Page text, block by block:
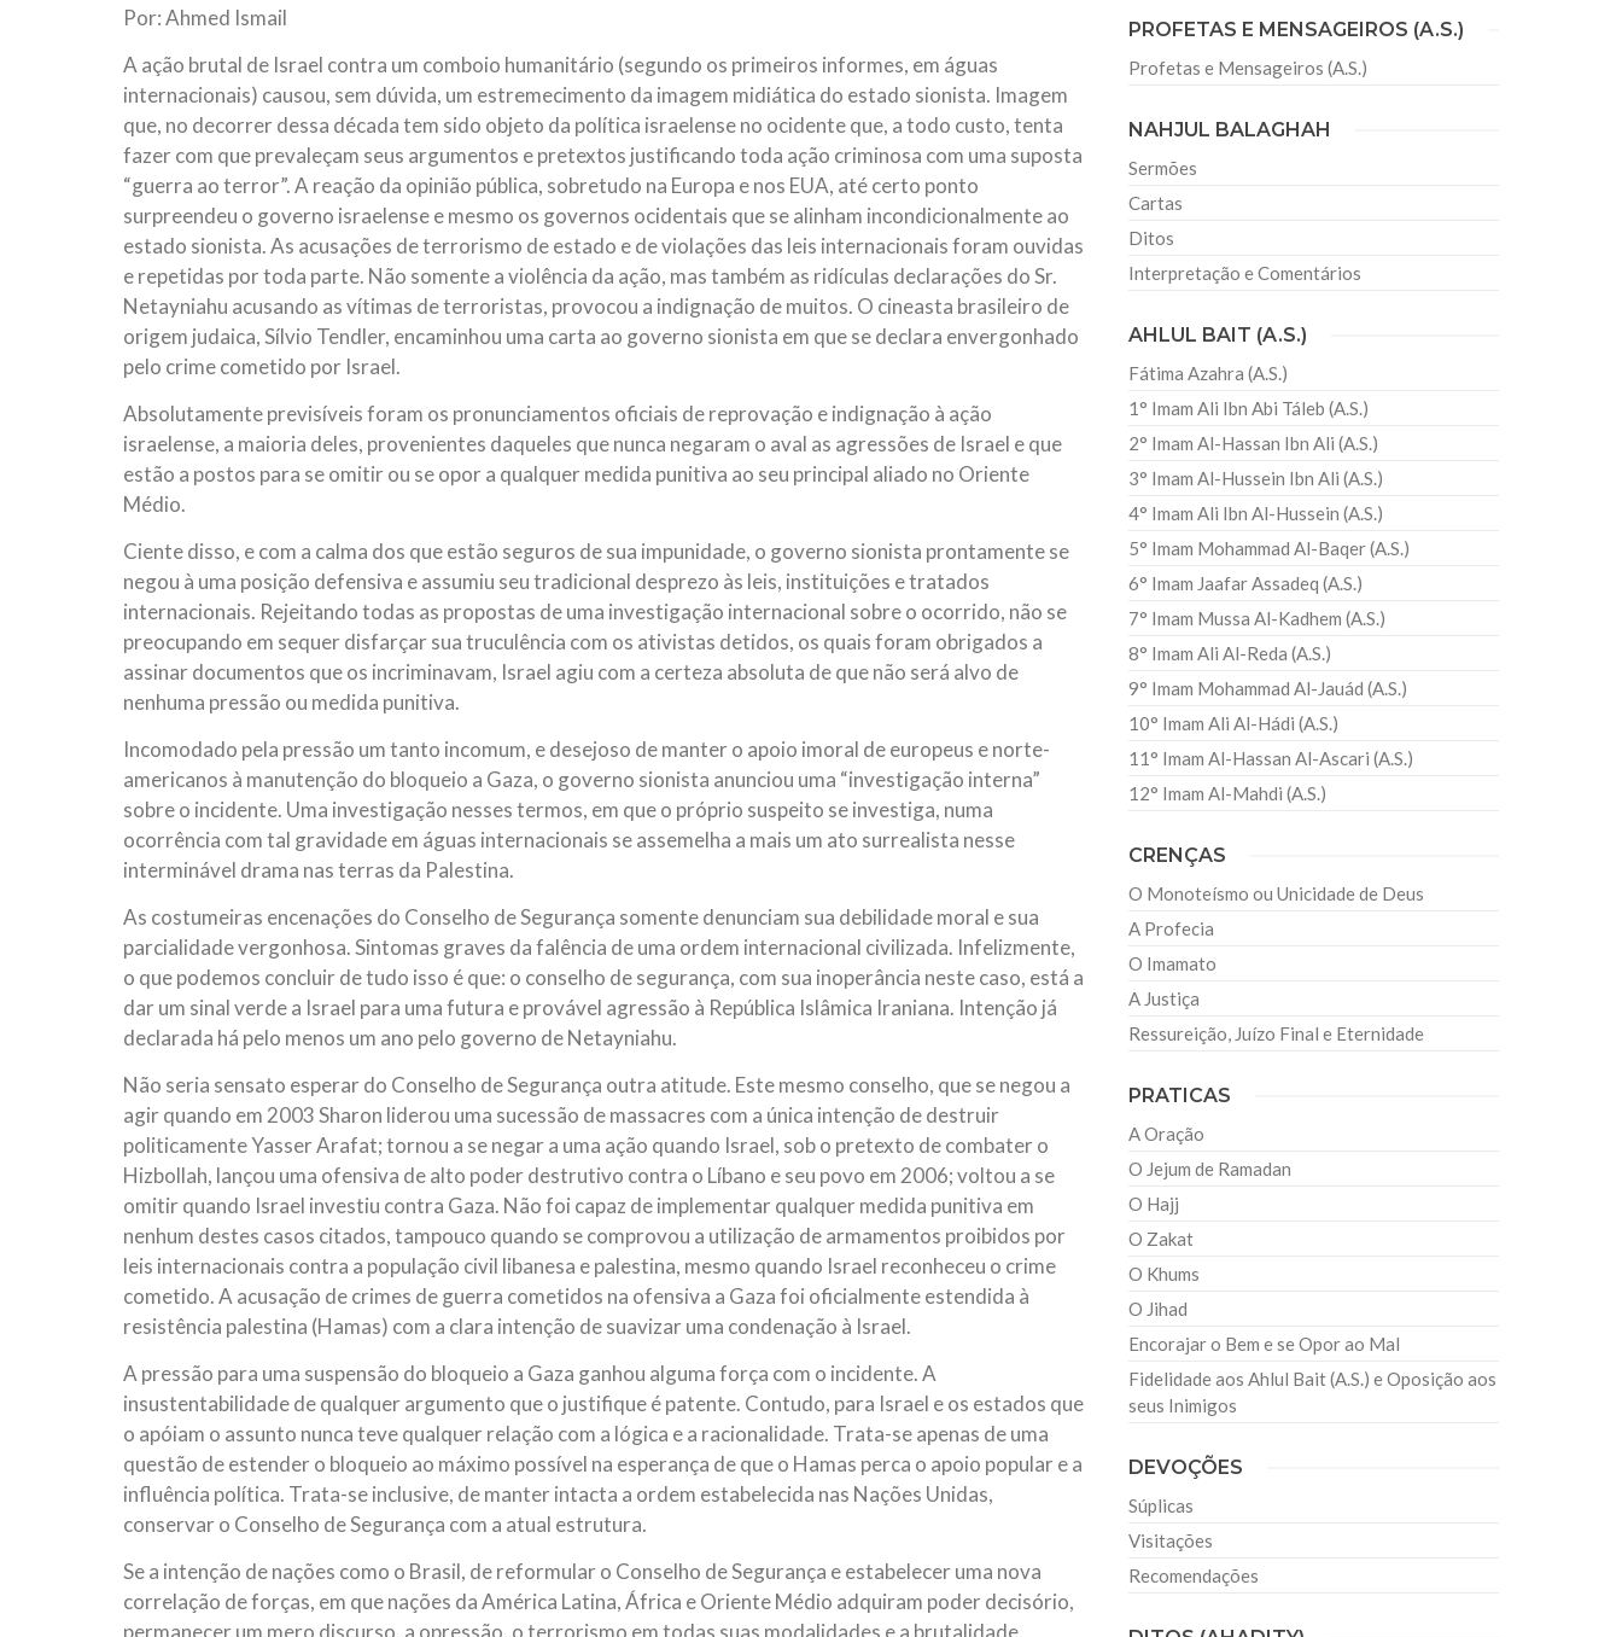
10 DE NOVEMBRO DE 2013
Em nome de Deus, o Clemente, o Misericordioso! Diante da data em que
relembramos o martírio do quarto Imam dos muçulmanos, o Imam Ali Ibn Al-
Hussein Ibn Ali Ibn Abi Táleb (A.S.), conhecido por “Zein Al-Ábidin” (Formosura
Centro Islâmico no Brasil recebe o ex-ministro das
Relações Exteriores da República Islâmica do Irã
Na noite da quinta-feira, 03 de Abril, o Centro Islâmico no Brasil recebeu em sua
sede, em São Paulo, o ex-ministro das Relações Exteriores da República Islâmica
do Irã, Sr. Kamal Kharrazi, que encontra-se visitando
Por: Ahmed Ismail
A ação brutal de Israel contra um comboio humanitário (segundo os primeiros informes, em águas
internacionais) causou, sem dúvida, um estremecimento da imagem midiática do estado sionista. Imagem
que, no decorrer dessa década tem sido objeto da política israelense no ocidente que, a todo custo, tenta
fazer com que prevaleçam seus argumentos e pretextos justificando toda ação criminosa com uma suposta
“guerra ao terror”. A reação da opinião pública, sobretudo na Europa e nos EUA, até certo ponto
surpreendeu o governo israelense e mesmo os governos ocidentais que se alinham incondicionalmente ao
estado sionista. As acusações de terrorismo de estado e de violações das leis internacionais foram ouvidas
e repetidas por toda parte. Não somente a violência da ação, mas também as ridículas declarações do Sr.
Netayniahu acusando as vítimas de terroristas, provocou a indignação de muitos. O cineasta brasileiro de
origem judaica, Sílvio Tendler, encaminhou uma carta ao governo sionista em que se declara envergonhado
pelo crime cometido por Israel.
Absolutamente previsíveis foram os pronunciamentos oficiais de reprovação e indignação à ação
israelense, a maioria deles, provenientes daqueles que nunca negaram o aval as agressões de Israel e que
estão a postos para se omitir ou se opor a qualquer medida punitiva ao seu principal aliado no Oriente
Médio.
Ciente disso, e com a calma dos que estão seguros de sua impunidade, o governo sionista prontamente se
negou à uma posição defensiva e assumiu seu tradicional desprezo às leis, instituições e tratados
internacionais. Rejeitando todas as propostas de uma investigação internacional sobre o ocorrido, não se
preocupando em sequer disfarçar sua truculência com os ativistas detidos, os quais foram obrigados a
assinar documentos que os incriminavam, Israel agiu com a certeza absoluta de que não será alvo de
nenhuma pressão ou medida punitiva.
Incomodado pela pressão um tanto incomum, e desejoso de manter o apoio imoral de europeus e norte-
americanos à manutenção do bloqueio a Gaza, o governo sionista anunciou uma “investigação interna”
sobre o incidente. Uma investigação nesses termos, em que o próprio suspeito se investiga, numa
ocorrência com tal gravidade em águas internacionais se assemelha a mais um ato surrealista nesse
interminável drama nas terras da Palestina.
As costumeiras encenações do Conselho de Segurança somente denunciam sua debilidade moral e sua
parcialidade vergonhosa. Sintomas graves da falência de uma ordem internacional civilizada. Infelizmente,
o que podemos concluir de tudo isso é que: o conselho de segurança, com sua inoperância neste caso, está a
dar um sinal verde a Israel para uma futura e provável agressão à República Islâmica Iraniana. Intenção já
declarada há pelo menos um ano pelo governo de Netayniahu.
Não seria sensato esperar do Conselho de Segurança outra atitude. Este mesmo conselho, que se negou a
agir quando em 2003 Sharon liderou uma sucessão de massacres com a única intenção de destruir
politicamente Yasser Arafat; tornou a se negar a uma ação quando Israel, sob o pretexto de combater o
Hizbollah, lançou uma ofensiva de alto poder destrutivo contra o Líbano e seu povo em 2006; voltou a se
omitir quando Israel investiu contra Gaza. Não foi capaz de implementar qualquer medida punitiva em
nenhum destes casos citados, tampouco quando se comprovou a utilização de armamentos proibidos por
leis internacionais contra a população civil libanesa e palestina, mesmo quando Israel reconheceu o crime
cometido. A acusação de crimes de guerra cometidos na ofensiva a Gaza foi oficialmente estendida à
resistência palestina (Hamas) com a clara intenção de suavizar uma condenação à Israel.
A pressão para uma suspensão do bloqueio a Gaza ganhou alguma força com o incidente. A
insustentabilidade de qualquer argumento que o justifique é patente. Contudo, para Israel e os estados que
o apóiam o assunto nunca teve qualquer relação com a lógica e a racionalidade. Trata-se apenas de uma
questão de estender o bloqueio ao máximo possível na esperança de que o Hamas perca o apoio popular e a
influência política. Trata-se inclusive, de manter intacta a ordem estabelecida nas Nações Unidas,
conservar o Conselho de Segurança com a atual estrutura.
Se a intenção de nações como o Brasil, de reformular o Conselho de Segurança e estabelecer uma nova
correlação de forças, em que nações da América Latina, África e Oriente Médio adquiram poder decisório,
permanecer um mero discurso, a opressão, o terrorismo em todas suas modalidades e a brutalidade
PROFETAS E MENSAGEIROS (A.S.)
Profetas e Mensageiros (A.S.)
NAHJUL BALAGHAH
Sermões
Cartas
Ditos
Interpretação e Comentários
AHLUL BAIT (A.S.)
Fátima Azahra (A.S.)
1° Imam Ali Ibn Abi Táleb (A.S.)
2° Imam Al-Hassan Ibn Ali (A.S.)
3° Imam Al-Hussein Ibn Ali (A.S.)
4° Imam Ali Ibn Al-Hussein (A.S.)
5° Imam Mohammad Al-Baqer (A.S.)
6° Imam Jaafar Assadeq (A.S.)
7° Imam Mussa Al-Kadhem (A.S.)
8° Imam Ali Al-Reda (A.S.)
9° Imam Mohammad Al-Jauád (A.S.)
10° Imam Ali Al-Hádi (A.S.)
11° Imam Al-Hassan Al-Ascari (A.S.)
12° Imam Al-Mahdi (A.S.)
CRENÇAS
O Monoteísmo ou Unicidade de Deus
A Profecia
O Imamato
A Justiça
Ressureição, Juízo Final e Eternidade
PRATICAS
A Oração
O Jejum de Ramadan
O Hajj
O Zakat
O Khums
O Jihad
Encorajar o Bem e se Opor ao Mal
Fidelidade aos Ahlul Bait (A.S.) e Oposição aos
seus Inimigos
DEVOÇÕES
Súplicas
Visitações
Recomendações